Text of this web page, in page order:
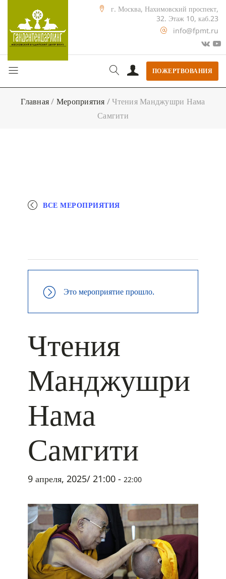
г. Москва, Нахимовский проспект,
32. Этаж 10, каб.23
info@fpmt.ru
ПОЖЕРТВОВАНИЯ
Главная/ Мероприятия /Чтения Манджушри Нама
Самгити
ВСЕ МЕРОПРИЯТИЯ
Это мероприятие прошло.
Чтения
Манджушри
Нама
Самгити
9 апреля, 2025/ 21:00 - 22:00